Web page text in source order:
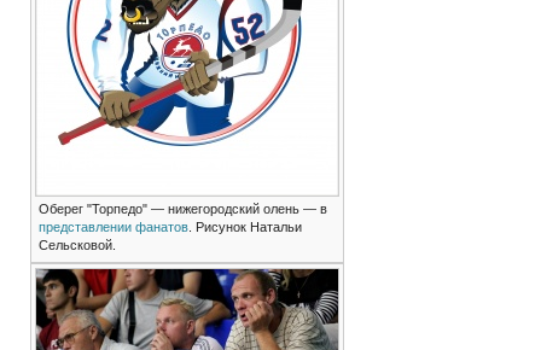
Оберег "Торпедо" — нижегородский олень — в
представлении фанатов. Рисунок Натальи
Сельсковой.